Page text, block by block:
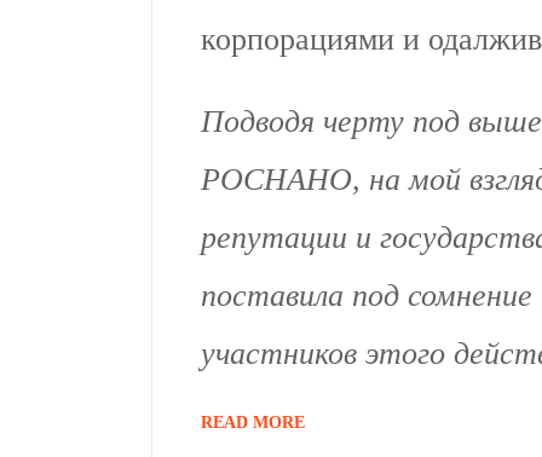
корпорациями и
Подводя черту под
РОСНАНО, на мой
репутации и
поставила под
участников этого
READ MORE